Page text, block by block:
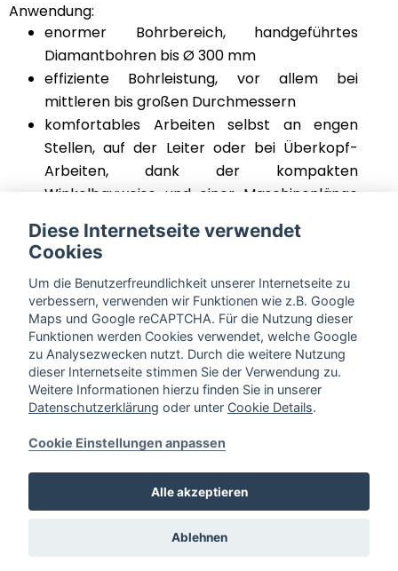
Anwendung:
enormer Bohrbereich, handgeführtes
Diamantbohren bis Ø 300 mm
effiziente Bohrleistung, vor allem bei
mittleren bis großen Durchmessern
komfortables Arbeiten selbst an engen
Stellen, auf der Leiter oder bei Überkopf-
Arbeiten, dank der kompakten
Winkelbauweise und einer Maschinenlänge
« zurück zur Übersicht
zum Video
zur Mietanfrage hinzufügen
Diese Internetseite verwendet
Cookies
Um die Benutzerfreundlichkeit unserer Internetseite zu
verbessern, verwenden wir Funktionen wie z.B. Google
Maps und Google reCAPTCHA. Für die Nutzung dieser
Funktionen werden Cookies verwendet, welche Google
zu Analysezwecken nutzt. Durch die weitere Nutzung
dieser Internetseite stimmen Sie der Verwendung zu.
Weitere Informationen hierzu finden Sie in unserer
Datenschutzerklärung oder unter Cookie Details.
Cookie Einstellungen anpassen
Alle akzeptieren
Ablehnen